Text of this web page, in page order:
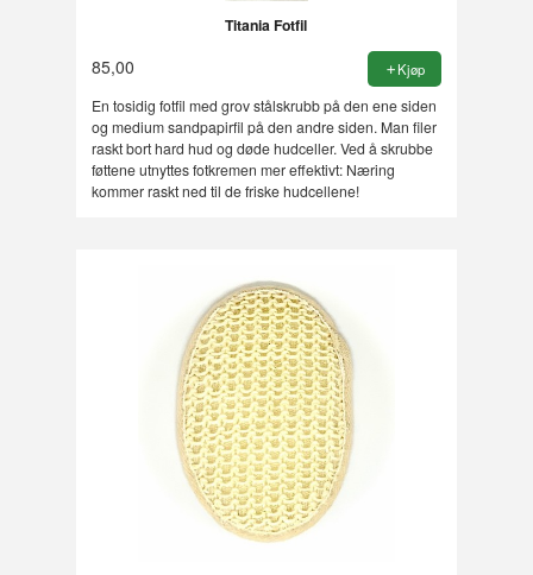
Titania Fotfil
85,00 Kjøp
En tosidig fotfil med grov stålskrubb på den ene siden
og medium sandpapirfil på den andre siden. Man filer
raskt bort hard hud og døde hudceller. Ved å skrubbe
føttene utnyttes fotkremen mer effektivt: Næring
kommer raskt ned til de friske hudcellene!